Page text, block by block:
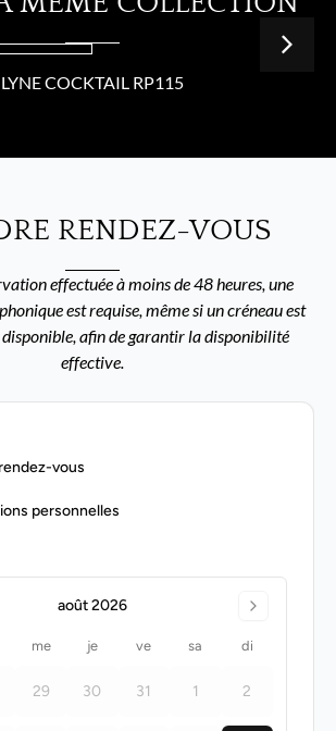
LYNE COCKTAIL RP115
RENDEZ-VOUS
effectuée à moins de 48 heures, une
est requise, même si un créneau est
afin de garantir la disponibilité
effective.